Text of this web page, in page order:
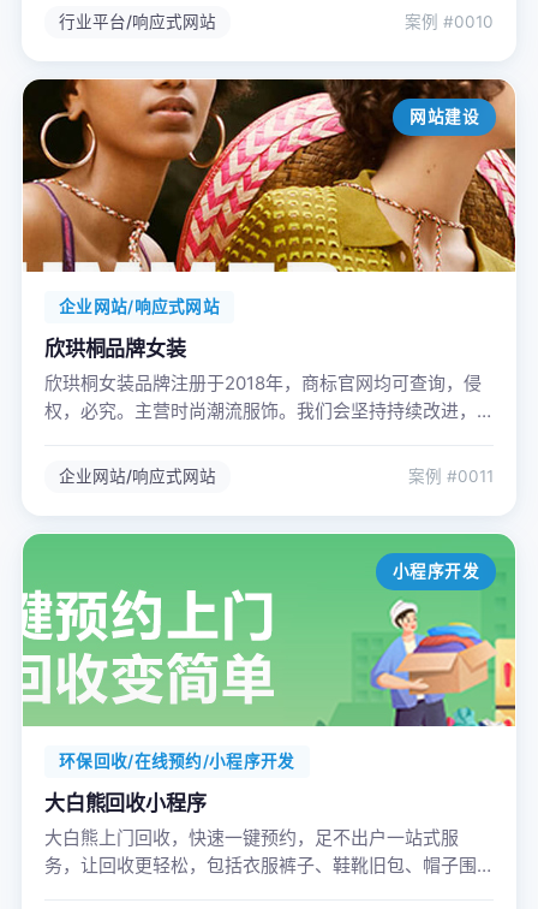
层普及中医药卫生和健康知识，致力于疑难病、慢性病
行业平台/响应式网站 案例 #0010
网站建设
企业网站/响应式网站
欣珙桐品牌女装
欣珙桐女装品牌注册于2018年，商标官网均可查询，侵
权，必究。主营时尚潮流服饰。我们会坚持持续改进，
求浪漫的都市女性！以高品质专业化产品和服务提供触
企业网站/响应式网站 案例 #0011
小程序开发
环保回收/在线预约/小程序开发
大白熊回收小程序
大白熊上门回收，快速一键预约，足不出户一站式服
务，让回收更轻松，包括衣服裤子、鞋靴旧包、帽子围